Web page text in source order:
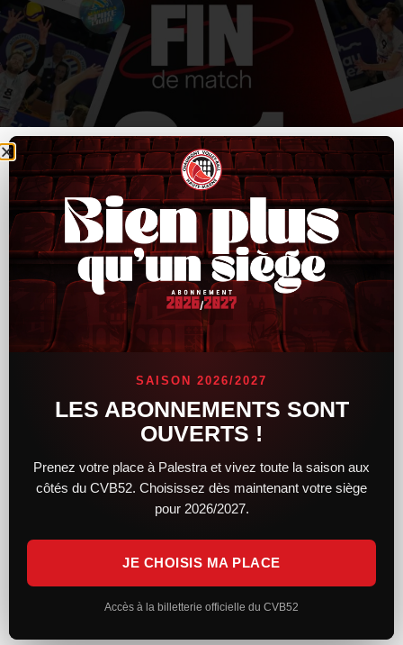
Une résistance courageuse, mais
Face au leader montpelliérain, le CVB52 a livré une prestation
sérieuse et engagée. Solides dès l’entame, les Chaumontais ont
su concrétiser leur bon début de match en remportant le
SAISON 2026/2027
LES ABONNEMENTS SONT
OUVERTS !
Prenez votre place à Palestra et vivez toute la saison aux
côtés du CVB52. Choisissez dès maintenant votre siège
pour 2026/2027.
JE CHOISIS MA PLACE
Accès à la billetterie officielle du CVB52